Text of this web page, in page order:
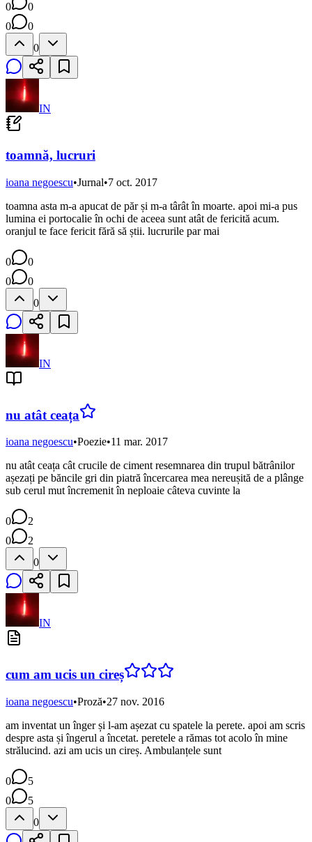
0
0
0
0
0
IN
toamnă, lucruri
ioana negoescu•Jurnal•7 oct. 2017
toamna asta m-a apucat de păr și m-a târât în moarte. apoi mi-a pus
lumina ei portocalie în ochi de aceea sunt atât de fericită acum.
oranjul te face fericit fără să știi. lucrurile par mai
0
0
0
0
0
IN
nu atât ceața
ioana negoescu•Poezie•11 mar. 2017
nu atât ceața cât crucile de ciment resemnarea din trupul bătrânilor
așezați pe băncile gri din piatră încercarea mea nereușită de a plânge
sub cerul mut încremenit în neploaie câteva cuvinte la
0
2
0
2
0
IN
cum am ucis un cireș
ioana negoescu•Proză•27 nov. 2016
am inventat un înger și l-am așezat cu spatele la perete. apoi am scris
despre asta și îngerul a încetat. peretele a rămas tot acolo în mine
strălucind. azi am ucis un cireș. Ambulanțele sunt
0
5
0
5
0